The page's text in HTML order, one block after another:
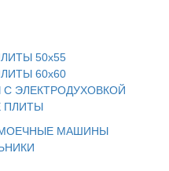
50х55
60х60
ЭЛЕКТРОДУХОВКОЙ
ПЛИТЫ
МАШИНЫ